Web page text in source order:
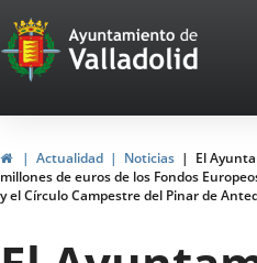
Portal
Web
del
de
Valladolid
InicioActualidad Noticias
El
millones de euros de los Fondos
y el Círculo Campestre del Pinar de